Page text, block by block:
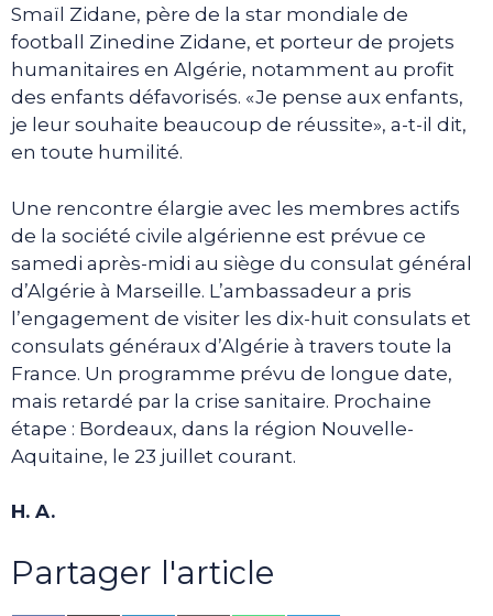
Smaïl Zidane, père de la star mondiale de
football Zinedine Zidane, et porteur de projets
humanitaires en Algérie, notamment au profit
des enfants défavorisés. «Je pense aux enfants,
je leur souhaite beaucoup de réussite», a-t-il dit,
en toute humilité.
Une rencontre élargie avec les membres actifs
de la société civile algérienne est prévue ce
samedi après-midi au siège du consulat général
d’Algérie à Marseille. L’ambassadeur a pris
l’engagement de visiter les dix-huit consulats et
consulats généraux d’Algérie à travers toute la
France. Un programme prévu de longue date,
mais retardé par la crise sanitaire. Prochaine
étape : Bordeaux, dans la région Nouvelle-
Aquitaine, le 23 juillet courant.
H. A.
Partager l'article